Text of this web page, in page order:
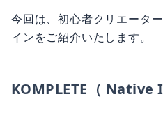
今回は、初心者クリエータ
インをご紹介いたします。
KOMPLETE（ Native